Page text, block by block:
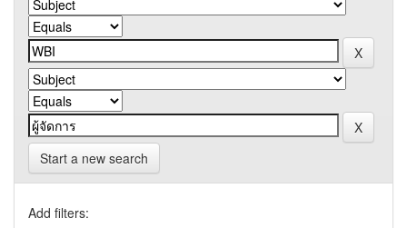
Start a new search
Add filters: